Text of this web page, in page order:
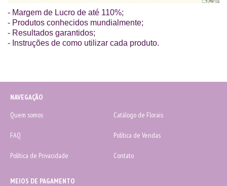
- Margem de Lucro de até 110%;
- Produtos conhecidos mundialmente;
- Resultados garantidos;
- Instruções de como utilizar cada produto.
NAVEGAÇÃO
Quem somos
Catálogo de Florais
FAQ Política de Vendas
Política de Privacidade Contato
MEIOS DE PAGAMENTO